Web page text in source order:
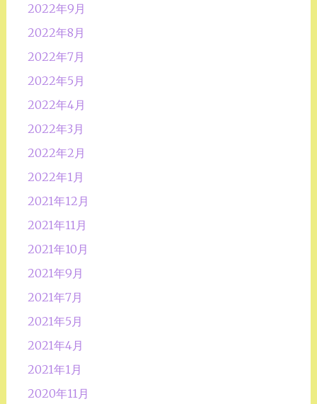
2022年9月
2022年8月
2022年7月
2022年5月
2022年4月
2022年3月
2022年2月
2022年1月
2021年12月
2021年11月
2021年10月
2021年9月
2021年7月
2021年5月
2021年4月
2021年1月
2020年11月